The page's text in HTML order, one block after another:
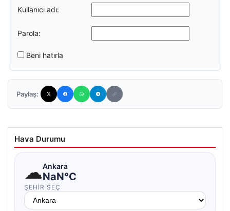
Kullanıcı adı:
Parola:
Beni hatırla
Paylaş:
Hava Durumu
☁Ankara
NaN°C
ŞEHIR SEÇ